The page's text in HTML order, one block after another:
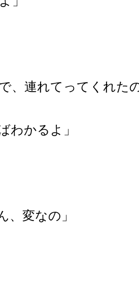
、連れてってくれた
わかるよ」
、変なの」